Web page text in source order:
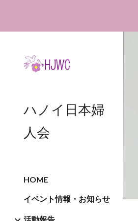
ハノイ日本婦
人会
HOME
イベント情報・お知らせ